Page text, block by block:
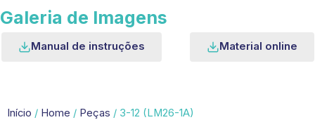
Galeria de Imagens
Manual de instruções Material online
Início / Home / Peças / 3-12 (LM26-1A)